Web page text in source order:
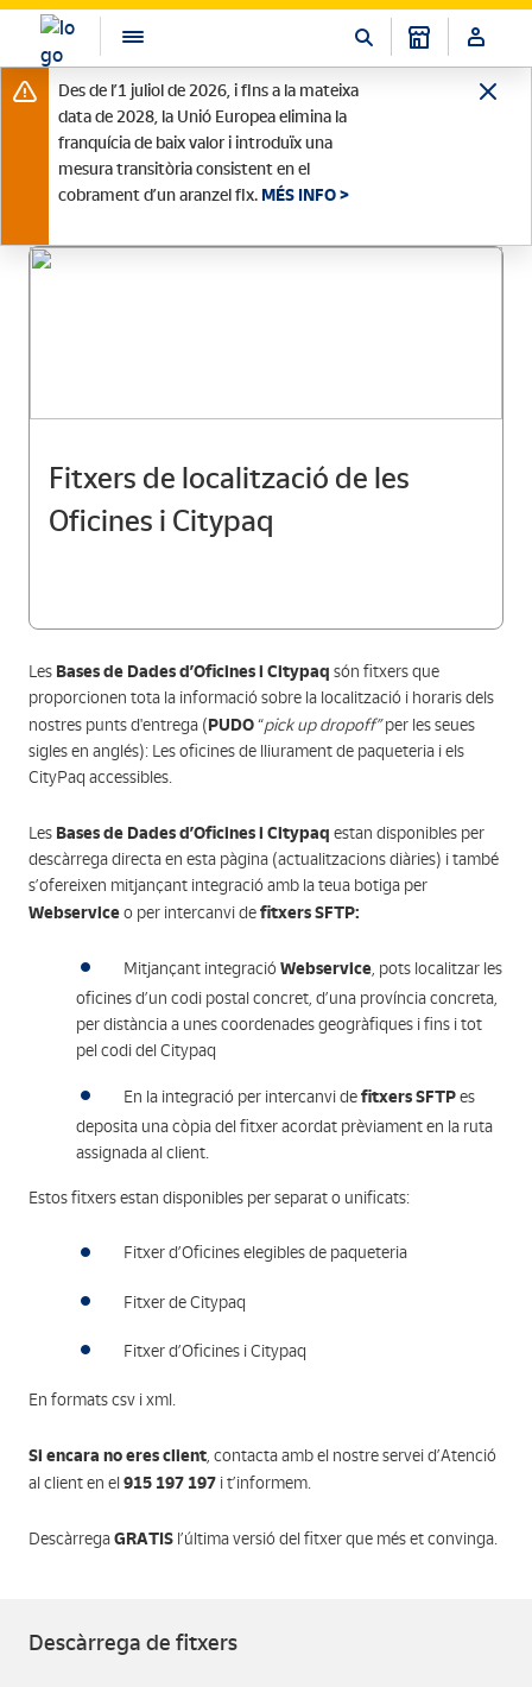
Des de l’1 juliol de 2026, i fins a la mateixa
data de 2028, la Unió Europea elimina la
franquícia de baix valor i introduïx una
mesura transitòria consistent en el
cobrament d’un aranzel fix. MÉS INFO >
Fitxers de localització de les
Oficines i Citypaq
Les Bases de Dades d’Oficines i Citypaq són fitxers que
proporcionen tota la informació sobre la localització i horaris dels
nostres punts d'entrega (PUDO“pick up dropoff”per les seues
sigles en anglés): Les oficines de lliurament de paqueteria i els
CityPaq accessibles.
Les Bases de Dades d’Oficines i Citypaq estan disponibles per
descàrrega directa en esta pàgina (actualitzacions diàries) i també
s’ofereixen mitjançant integració amb la teua botiga per
Webserviceo per intercanvi defitxers SFTP:
Mitjançant integració Webservice, pots localitzar les
oficines d’un codi postal concret, d’una província concreta,
per distància a unes coordenades geogràfiques i fins i tot
pel codi del Citypaq
En la integració per intercanvi defitxers SFTPes
deposita una còpia del fitxer acordat prèviament en la ruta
assignada al client.
Estos fitxers estan disponibles per separat o unificats:
Fitxer d’Oficines elegibles de paqueteria
Fitxer de Citypaq
Fitxer d’Oficines i Citypaq
En formats csv i xml.
Si encara no eres client, contacta amb el nostre servei d’Atenció
al client en el915 197 197 i t’informem.
DescàrregaGRATIS l’última versió del fitxer que més et convinga.
Descàrrega de fitxers